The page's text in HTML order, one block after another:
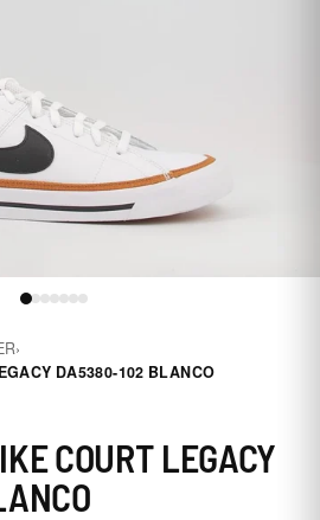
›
DA5380-102 BLANCO
COURT LEGACY